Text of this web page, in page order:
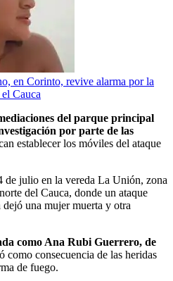
en Corinto, revive alarma por la
Cauca
del parque principal
por parte de las
establecer los móviles del ataque
de julio en la vereda La Unión, zona
del Cauca, donde un ataque
una mujer muerta y otra
como Ana Rubi Guerrero, de
como consecuencia de las heridas
de fuego.